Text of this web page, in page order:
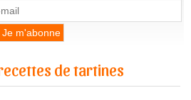
de tartines